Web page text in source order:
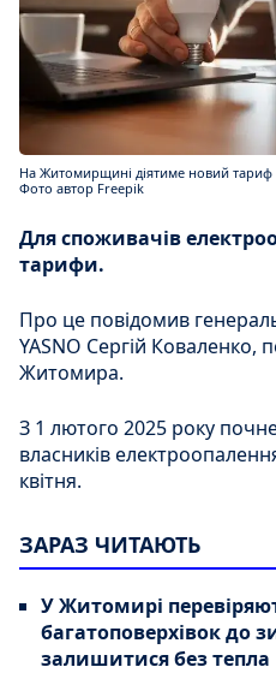
На Житомирщині діятиме новий тариф
Фото автор Freepik
Для споживачів
тарифи.
Про це повідомив
YASNO Сергій
Житомира.
З 1 лютого 2025 року
власників
квітня.
ЗАРАЗ ЧИТАЮТЬ
У Житомирі
багатоповерхівок до
залишитися без тепла